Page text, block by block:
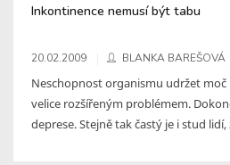
Inkontinence nemusí být tabu
20.02.2009 BLANKA BAREŠOVÁ
Neschopnost organismu udržet
velice rozšířeným problémem.
deprese. Stejně tak častý je i stud